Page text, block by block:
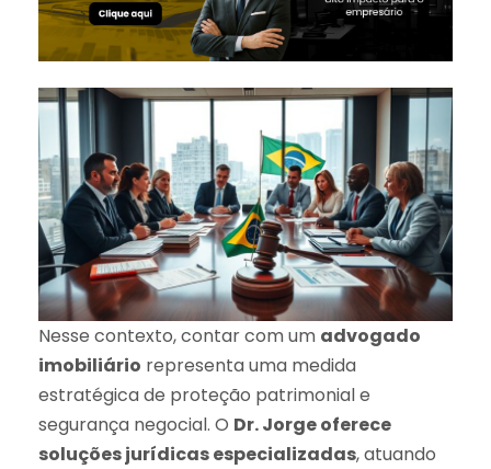
Nesse contexto, contar com um advogado
imobiliário representa uma medida
estratégica de proteção patrimonial e
segurança negocial. O Dr. Jorge oferece
soluções jurídicas especializadas, atuando